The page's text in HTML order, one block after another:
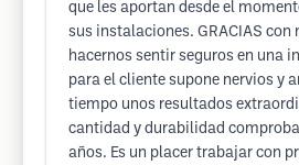
que les aportan desde el
sus instalaciones. GRACIAS con
hacernos sentir seguros en una
para el cliente supone nervios y
tiempo unos resultados
cantidad y durabilidad
años. Es un placer trabajar con